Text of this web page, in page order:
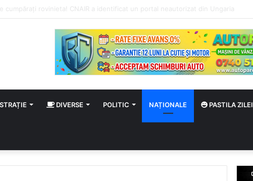
continuă la Satu Mare cu două antrenamente gratuite pe malul Someșului
DIVERSE POLITIC NAȚIONALE PASTILA ZILEI